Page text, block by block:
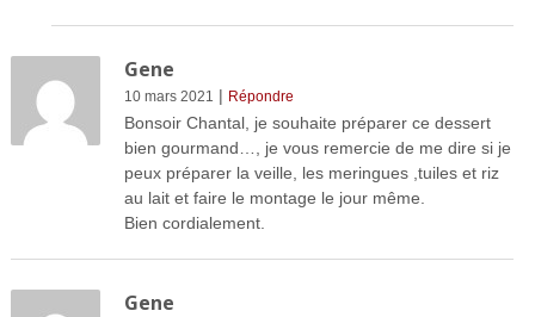
Gene
10 mars 2021 | Répondre
Bonsoir Chantal, je souhaite préparer ce dessert
bien gourmand…, je vous remercie de me dire si je
peux préparer la veille, les meringues ,tuiles et riz
au lait et faire le montage le jour même.
Bien cordialement.
Gene